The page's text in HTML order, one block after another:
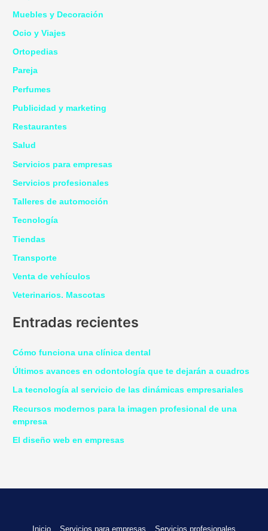
Muebles y Decoración
Ocio y Viajes
Ortopedias
Pareja
Perfumes
Publicidad y marketing
Restaurantes
Salud
Servicios para empresas
Servicios profesionales
Talleres de automoción
Tecnología
Tiendas
Transporte
Venta de vehículos
Veterinarios. Mascotas
Entradas recientes
Cómo funciona una clínica dental
Últimos avances en odontología que te dejarán a cuadros
La tecnología al servicio de las dinámicas empresariales
Recursos modernos para la imagen profesional de una
empresa
El diseño web en empresas
Inicio Servicios para empresas Servicios profesionales